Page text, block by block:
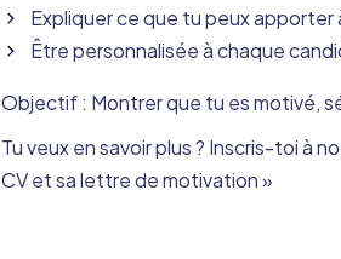
Expliquer ce que tu peux apporter
Être personnalisée à chaque
Objectif : Montrer que tu es motivé,
Tu veux en savoir plus ? Inscris-toi à
CV et sa lettre de motivation »